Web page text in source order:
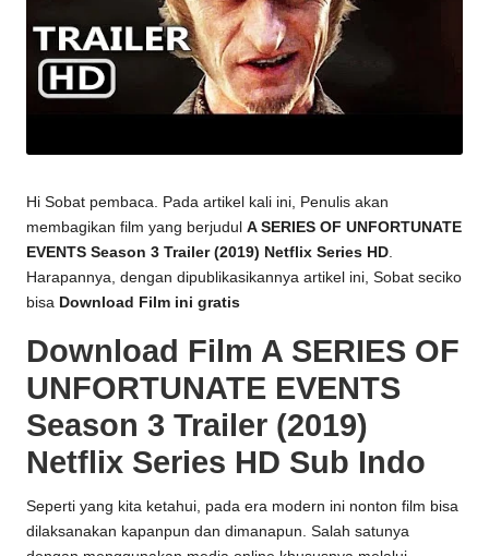
Hi Sobat pembaca. Pada artikel kali ini, Penulis akan
membagikan film yang berjudul A SERIES OF UNFORTUNATE
EVENTS Season 3 Trailer (2019) Netflix Series HD.
Harapannya, dengan dipublikasikannya artikel ini, Sobat seciko
bisa Download Film ini gratis
Download Film A SERIES OF
UNFORTUNATE EVENTS
Season 3 Trailer (2019)
Netflix Series HD Sub Indo
Seperti yang kita ketahui, pada era modern ini nonton film bisa
dilaksanakan kapanpun dan dimanapun. Salah satunya